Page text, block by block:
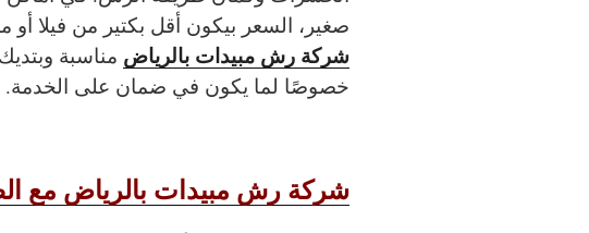
صغير، السعر بيكون أقل بكتير من فيلا أو
شركة رش مبيدات بالرياض مناسبة
خصوصًا لما يكون في ضمان على الخدمة.
شركة رش مبيدات بالرياض مع